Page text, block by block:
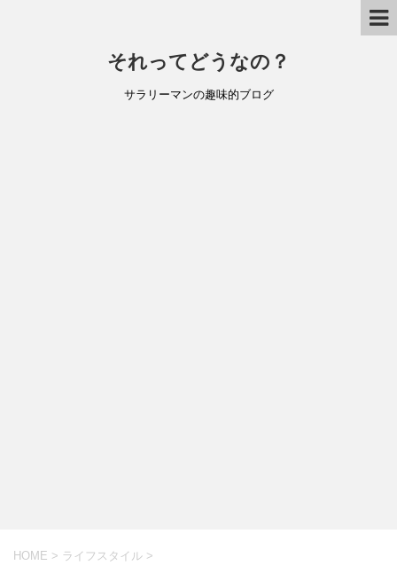
それってどうなの？
サラリーマンの趣味的ブログ
HOME > ライフスタイル >